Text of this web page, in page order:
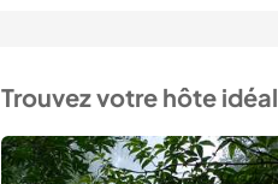
Trouvez votre hôte idéal